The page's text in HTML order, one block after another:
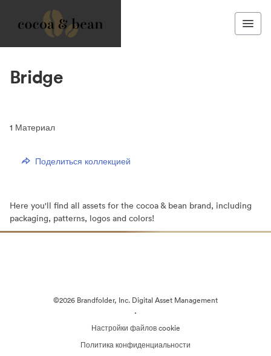
Bridge
1 Материал
Поделиться коллекцией
Here you'll find all assets for the cocoa & bean brand, including
packaging, patterns, logos and colors!
©2026 Brandfolder, Inc. Digital Asset Management
·
Настройки файлов cookie
Политика конфиденциальности